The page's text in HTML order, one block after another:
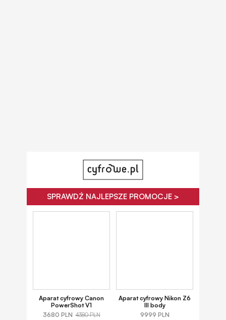
SPRAWDŹ NAJLEPSZE PROMOCJE >
Aparat cyfrowy Canon
PowerShot V1
3680 PLN 4380 PLN
Aparat cyfrowy Nikon Z6
III body
9999 PLN